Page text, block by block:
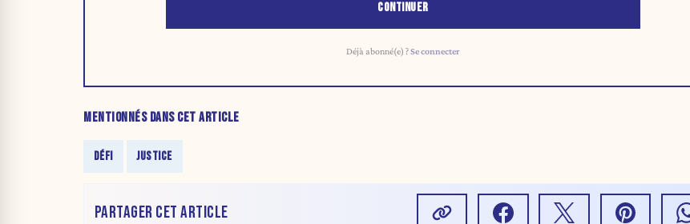
CONTINUER
Déjà abonné(e) ?Se connecter
MENTIONNÉS DANS CET ARTICLE
DÉFI JUSTICE
PARTAGER CET ARTICLE